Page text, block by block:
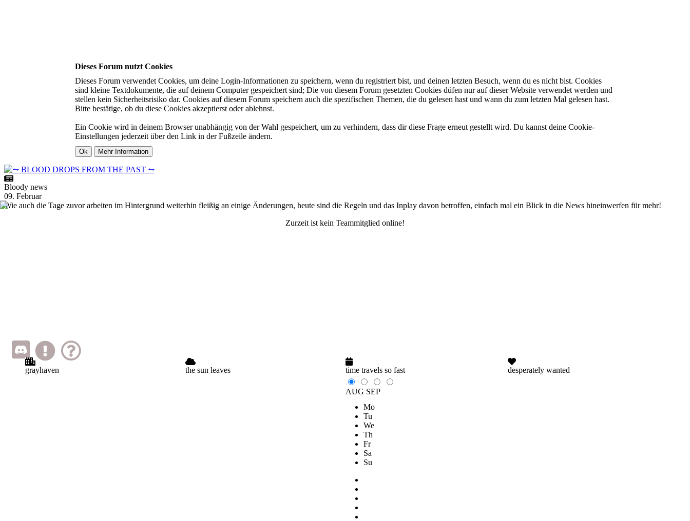
Dieses Forum nutzt Cookies
Dieses Forum verwendet Cookies, um deine Login-Informationen zu speichern, wenn du registriert bist, und deinen letzten Besuch, wenn du es nicht bist. Cookies
sind kleine Textdokumente, die auf deinem Computer gespeichert sind; Die von diesem Forum gesetzten Cookies düfen nur auf dieser Website verwendet werden und
stellen kein Sicherheitsrisiko dar. Cookies auf diesem Forum speichern auch die spezifischen Themen, die du gelesen hast und wann du zum letzten Mal gelesen hast.
Bitte bestätige, ob du diese Cookies akzeptierst oder ablehnst.
Ein Cookie wird in deinem Browser unabhängig von der Wahl gespeichert, um zu verhindern, dass dir diese Frage erneut gestellt wird. Du kannst deine Cookie-
Einstellungen jederzeit über den Link in der Fußzeile ändern.
Bloody news
09. Februar
Wie auch die Tage zuvor arbeiten im Hintergrund weiterhin fleißig an einige Änderungen, heute sind die Regeln und das Inplay davon betroffen, einfach mal ein Blick in die News hineinwerfen für mehr!
Zurzeit ist kein Teammitglied online!
grayhaven the sun leaves time travels so fast desperately wanted
AUG SEP
Mo
Tu
We
Th
Fr
Sa
Su